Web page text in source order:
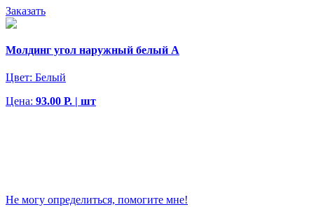
Заказать
Молдинг угол наружный белый А
Цвет: Белый
Цена: 93.00 Р. | шт
Не могу определиться, помогите мне!